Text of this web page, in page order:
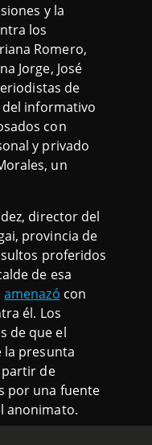
y la
los
Romero,
Jorge, José
de
del informativo
con
y privado
un
director del
provincia de
proferidos
de esa
amenazó con
él. Los
de que el
la presunta
partir de
por una fuente
anonimato.